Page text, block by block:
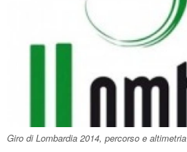
Giro di Lombardia 2014, percorso e altimetria